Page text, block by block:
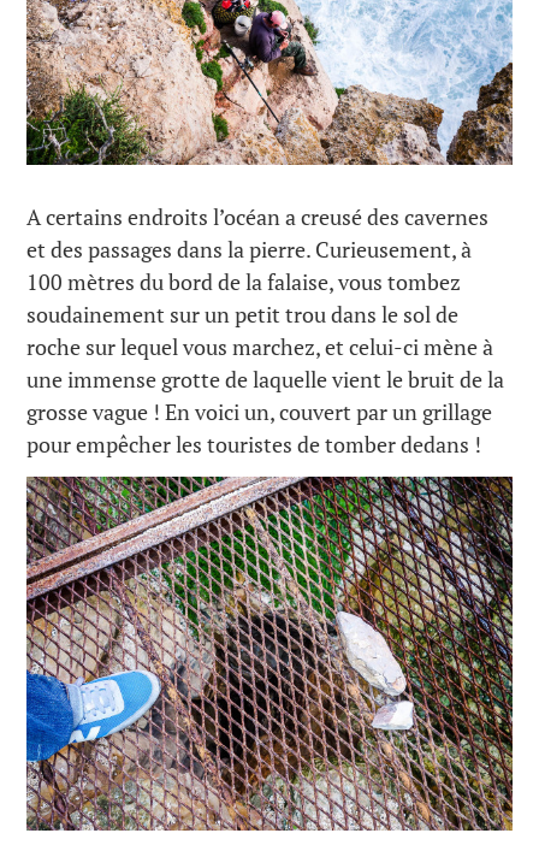
A certains endroits l’océan a creusé des cavernes
et des passages dans la pierre. Curieusement, à
100 mètres du bord de la falaise, vous tombez
soudainement sur un petit trou dans le sol de
roche sur lequel vous marchez, et celui-ci mène à
une immense grotte de laquelle vient le bruit de la
grosse vague ! En voici un, couvert par un grillage
pour empêcher les touristes de tomber dedans !